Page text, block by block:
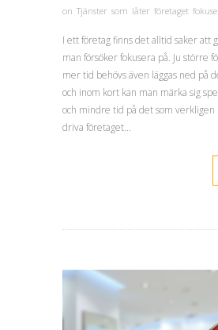
on Tjänster som låter företaget
I ett företag finns det alltid saker att
man försöker fokusera på. Ju större
mer tid behövs även läggas ned på
och inom kort kan man märka sig
och mindre tid på det som
driva företaget…